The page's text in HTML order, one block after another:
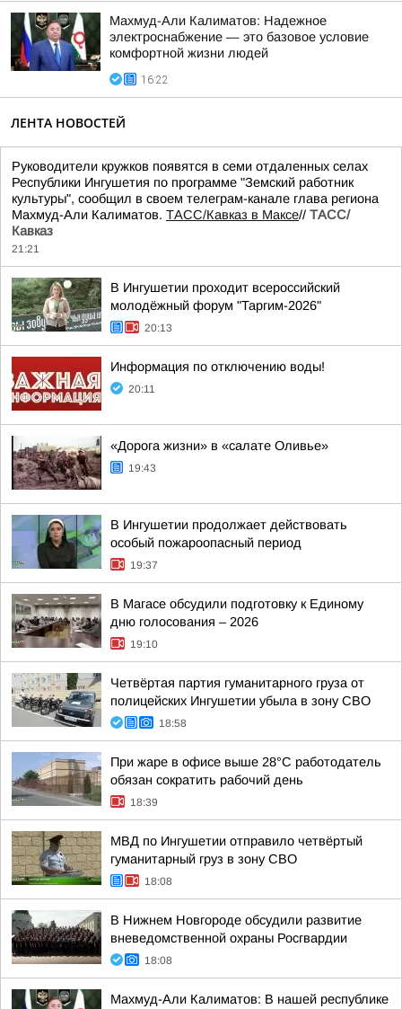
Махмуд-Али Калиматов: Надежное
электроснабжение — это базовое условие
комфортной жизни людей
16:22
ЛЕНТА НОВОСТЕЙ
Руководители кружков появятся в семи отдаленных селах
Республики Ингушетия по программе "Земский работник
культуры", сообщил в своем телеграм-канале глава региона
Махмуд-Али Калиматов. ТАСС/Кавказ в Максе// ТАСС/
Кавказ
21:21
В Ингушетии проходит всероссийский
молодёжный форум "Таргим-2026"
20:13
Информация по отключению воды!
20:11
«Дорога жизни» в «салате Оливье»
19:43
В Ингушетии продолжает действовать
особый пожароопасный период
19:37
В Магасе обсудили подготовку к Единому
дню голосования – 2026
19:10
Четвёртая партия гуманитарного груза от
полицейских Ингушетии убыла в зону СВО
18:58
При жаре в офисе выше 28°C работодатель
обязан сократить рабочий день
18:39
МВД по Ингушетии отправило четвёртый
гуманитарный груз в зону СВО
18:08
В Нижнем Новгороде обсудили развитие
вневедомственной охраны Росгвардии
18:08
Махмуд-Али Калиматов: В нашей республике